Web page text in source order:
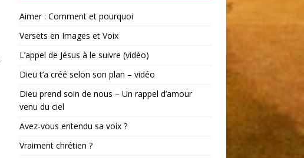
Aimer : Comment et pourquoi
Versets en Images et Voix
L’appel de Jésus à le suivre (vidéo)
Dieu t’a créé selon son plan – vidéo
Dieu prend soin de nous – Un rappel d’amour
venu du ciel
Avez-vous entendu sa voix ?
Vraiment chrétien ?